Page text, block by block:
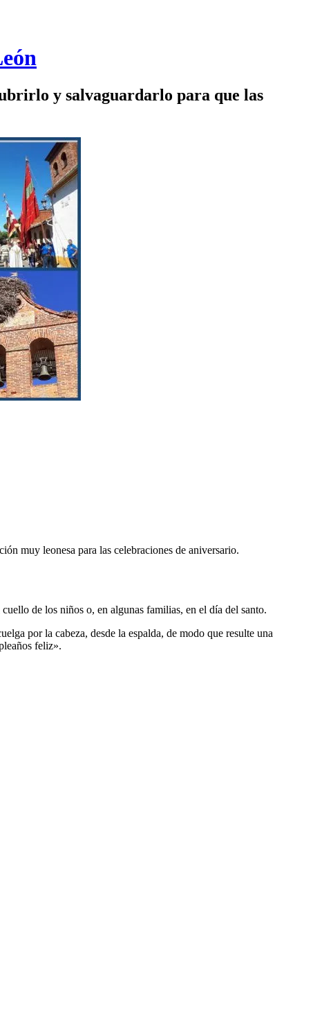
y salvaguardarlo para que las
muy leonesa para las celebraciones de aniversario.
de los niños o, en algunas familias, en el día del santo.
por la cabeza, desde la espalda, de modo que resulte una
feliz».